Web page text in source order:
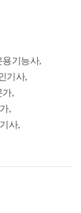
기능사,
기사,
가,
,
사,